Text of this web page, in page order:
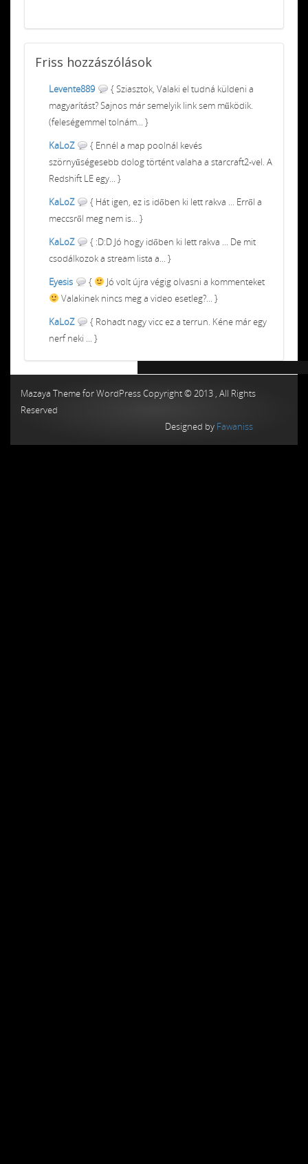
Friss hozzászólások
Levente889
{ Sziasztok, Valaki el tudná küldeni a
magyarítást? Sajnos már semelyik link sem működik.
(feleségemmel tolnám... }
KaLoZ
{ Ennél a map poolnál kevés
szörnyűségesebb dolog történt valaha a starcraft2-vel. A
Redshift LE egy... }
KaLoZ
{ Hát igen, ez is időben ki lett rakva ... Erről a
meccsről meg nem is... }
KaLoZ
{ :D:D Jó hogy időben ki lett rakva ... De mit
csodálkozok a stream lista a... }
Eyesis
{
Jó volt újra végig olvasni a kommenteket
Valakinek nincs meg a video esetleg?... }
KaLoZ
{ Rohadt nagy vicc ez a terrun. Kéne már egy
nerf neki ... }
Mazaya Theme for WordPress Copyright © 2013 , All Rights
Reserved
Designed by Fawaniss